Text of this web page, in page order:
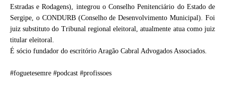
Estradas e Rodagens), integrou o Conselho Penitenciário do Estado de
Sergipe, o CONDURB (Conselho de Desenvolvimento Municipal). Foi
juiz substituto do Tribunal regional eleitoral, atualmente atua como juiz
titular eleitoral.
É sócio fundador do escritório Aragão Cabral Advogados Associados.
#foguetesemre #podcast #profissoes